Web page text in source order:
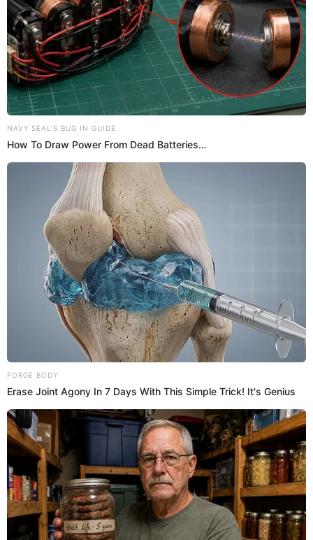
PUEDES VER:
Byron Castillo: ¿Colombiano o ecuatoriano? Conoce cuál es
la nacionalidad real del futbolista
Abogado de Chile agotará todas las
instancias tras fallo de la FIFA
una conferencia de prensa luego de que se conociera
fallo de la FIFA a favor de Ecuador
denuncia para pedir los puntos y clasificar al
Qatar 2022. Y es que en el país vecino del sur no han
quedado nada contentos conel veredicto del ente máximo
del fútbol.
Es así que la defensa deChileaseguró que
las instancias como el TAS. Según dijo las pruebas son
demasiadas y no se pueden desestimar así de fácil por lo
que buscarán documentos nuevos para recogerlos y
presentarlos. Ademas, tildó el caso de "muy grave" a tan
solo 6 meses del inicio de la Copa del Mundo.
“La cantidad de pruebas que llevamos es demasiada, lo
que faltaría paraFIFAes una confesión del jugador, eso no
lo podemos obtener. “Vamos a seguir investigando y
recoger más evidencias. Estamos muy seguros que el
jugador nació en Tumaco y que el caso es muy grave”,
sentenció.